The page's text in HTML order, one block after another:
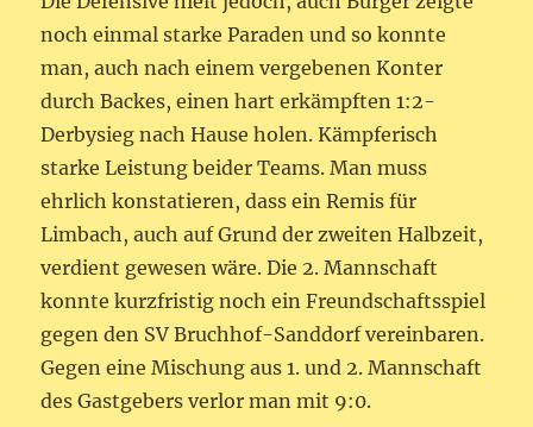
noch einmal starke Paraden und so konnte
man, auch nach einem vergebenen Konter
durch Backes, einen hart erkämpften 1:2-
Derbysieg nach Hause holen. Kämpferisch
starke Leistung beider Teams. Man muss
ehrlich konstatieren, dass ein Remis für
Limbach, auch auf Grund der zweiten Halbzeit,
verdient gewesen wäre. Die 2. Mannschaft
konnte kurzfristig noch ein Freundschaftsspiel
gegen den SV Bruchhof-Sanddorf vereinbaren.
Gegen eine Mischung aus 1. und 2. Mannschaft
des Gastgebers verlor man mit 9:0.